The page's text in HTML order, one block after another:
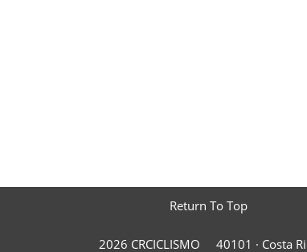
Return To Top
2026 CRCICLISMO 40101 · Costa